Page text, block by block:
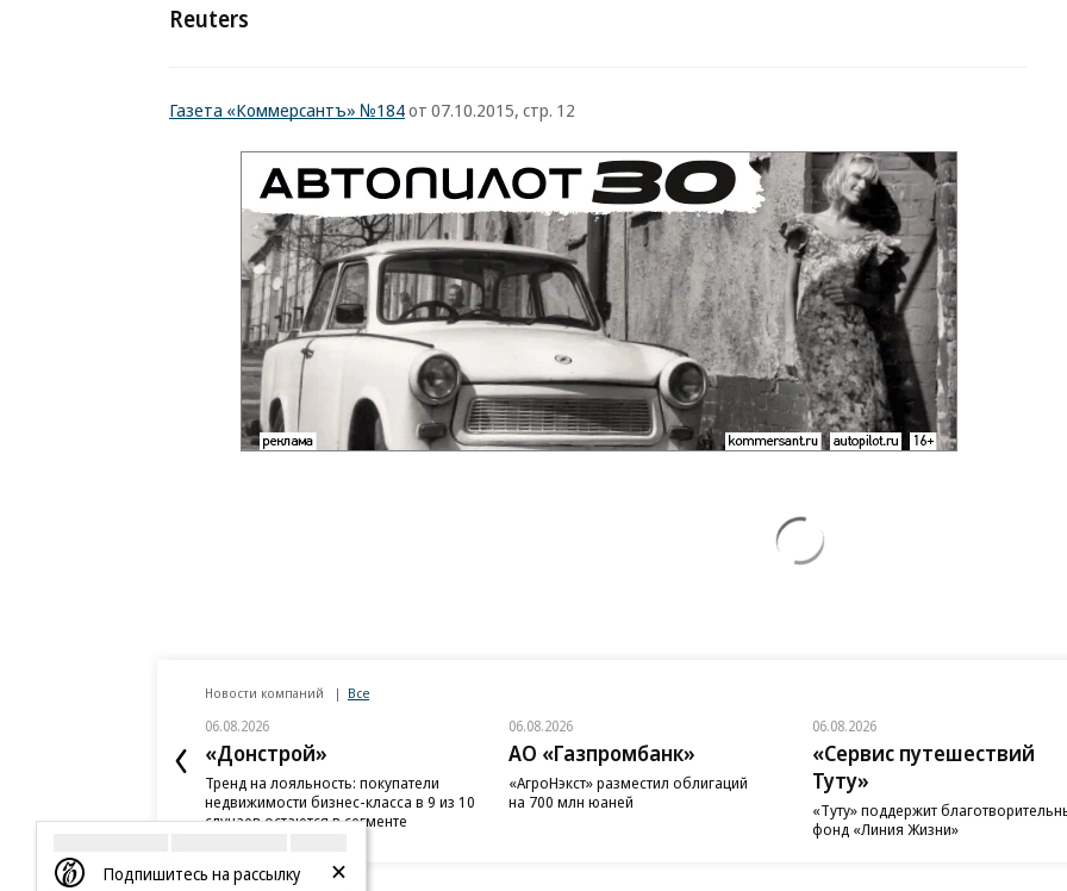
Reuters
Газета «Коммерсантъ» №184от 07.10.2015, стр. 12
Новости компаний Все
06.08.2026
«Донстрой»
Тренд на лояльность: покупатели
недвижимости бизнес-класса в 9 из 10
случаев остаются в сегменте
06.08.2026
АО «Газпромбанк»
«АгроНэкст» разместил облигаций
на 700 млн юаней
06.08.2026
«Сервис путешествий
Туту»
«Туту» поддержит
фонд «Линия Жизни»
Подпишитесь на рассылку